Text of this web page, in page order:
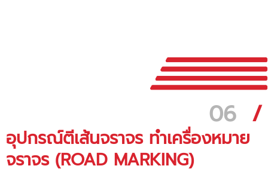
06 /
อุปกรณ์ตีเส้นจราจร ทำเครื่องหมาย
จราจร (ROAD MARKING)